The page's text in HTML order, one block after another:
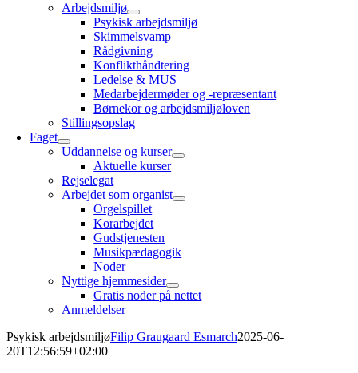
Arbejdsmiljø
Psykisk arbejdsmiljø
Skimmelsvamp
Rådgivning
Konflikthåndtering
Ledelse & MUS
Medarbejdermøder og -repræsentant
Børnekor og arbejdsmiljøloven
Stillingsopslag
Faget
Uddannelse og kurser
Aktuelle kurser
Rejselegat
Arbejdet som organist
Orgelspillet
Korarbejdet
Gudstjenesten
Musikpædagogik
Noder
Nyttige hjemmesider
Gratis noder på nettet
Anmeldelser
Psykisk arbejdsmiljøFilip Graugaard Esmarch2025-06-
20T12:56:59+02:00